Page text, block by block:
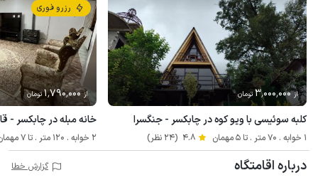
از 3٬000٬000 تومان
کلبه سوئیسی با ویو کوه در چابکسر - جنگسرا
1 خوابه . 70 متر . تا 5 مهمان 4.8 (24 نظر)
رزرو فوری
از 1٬790٬000تومان
خانه مبله در چابکسر -
2 خوابه . 120 متر . تا 7 مهمان
درباره اقامتگاه گزارش خطا